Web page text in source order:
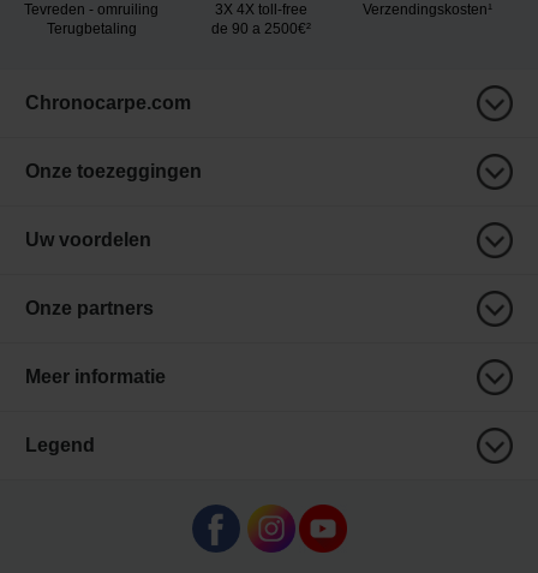
Tevreden - omruiling
Terugbetaling
3X 4X toll-free
de 90 a 2500€²
Verzendingskosten¹
Chronocarpe.com
Onze toezeggingen
Uw voordelen
Onze partners
Meer informatie
Legend